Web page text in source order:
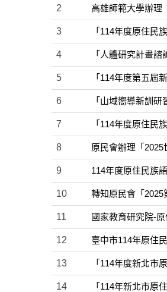
2 高雄師範大學辦理
3 「114年度原住民
4 「人體研究計畫
5 「114年度第五屆
6 「山域嚮導新訓研
7 「114年度原住民
8 原民會辦理「
9 114年度原住民族
10 轉知原民會「2025
11 國家教育研究院-
12 臺中市114年原住
13 「114年度新北市
14 「114年新北市原